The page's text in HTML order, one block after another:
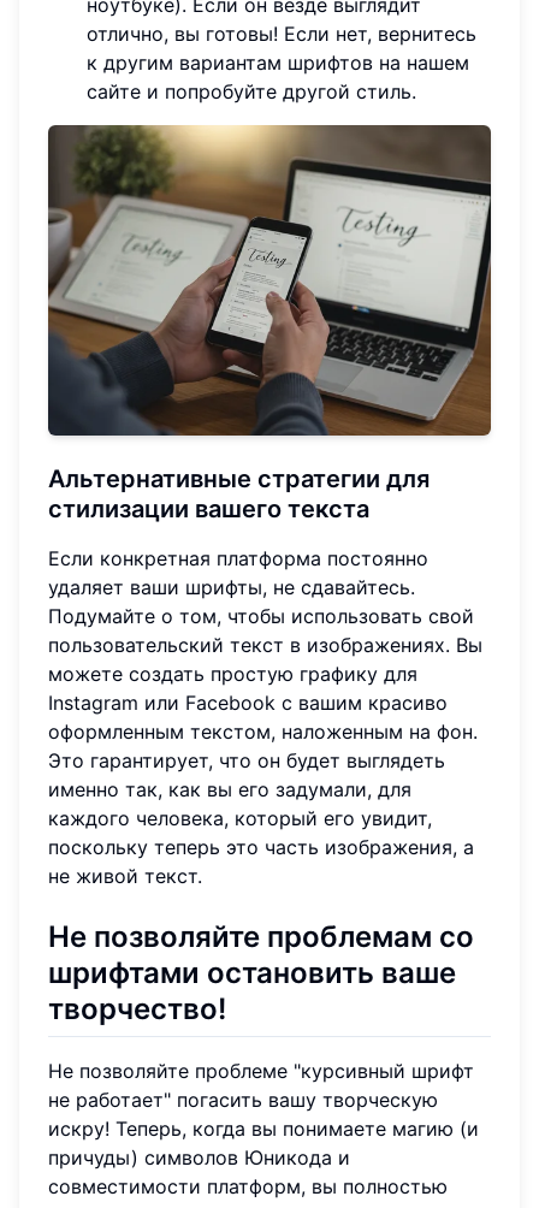
ноутбуке). Если он везде выглядит
отлично, вы готовы! Если нет, вернитесь
к другим вариантам шрифтов на нашем
сайте и попробуйте другой стиль.
Альтернативные стратегии для
стилизации вашего текста
Если конкретная платформа постоянно
удаляет ваши шрифты, не сдавайтесь.
Подумайте о том, чтобы использовать свой
пользовательский текст в изображениях. Вы
можете создать простую графику для
Instagram или Facebook с вашим красиво
оформленным текстом, наложенным на фон.
Это гарантирует, что он будет выглядеть
именно так, как вы его задумали, для
каждого человека, который его увидит,
поскольку теперь это часть изображения, а
не живой текст.
Не позволяйте проблемам со
шрифтами остановить ваше
творчество!
Не позволяйте проблеме "курсивный шрифт
не работает" погасить вашу творческую
искру! Теперь, когда вы понимаете магию (и
причуды) символов Юникода и
совместимости платформ, вы полностью